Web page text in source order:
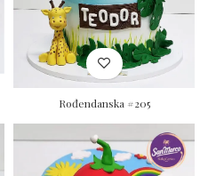
Rođendanska #205